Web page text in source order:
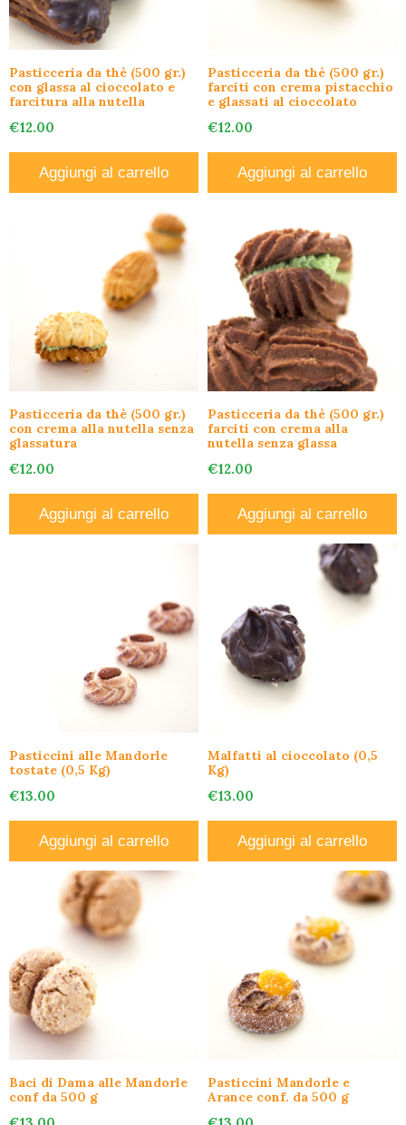
Pasticceria da thè (500 gr.)
con glassa al cioccolato e
farcitura alla nutella
€12.00
Aggiungi al carrello
Pasticceria da thè (500 gr.)
farciti con crema pistacchio
e glassati al cioccolato
€12.00
Aggiungi al carrello
Pasticceria da thè (500 gr.)
con crema alla nutella senza
glassatura
€12.00
Aggiungi al carrello
Pasticceria da thè (500 gr.)
farciti con crema alla
nutella senza glassa
€12.00
Aggiungi al carrello
Pasticcini alle Mandorle
tostate (0,5 Kg)
€13.00
Aggiungi al carrello
Malfatti al cioccolato (0,5
Kg)
€13.00
Aggiungi al carrello
Baci di Dama alle Mandorle
conf da 500 g
Pasticcini Mandorle e
Arance conf. da 500 g